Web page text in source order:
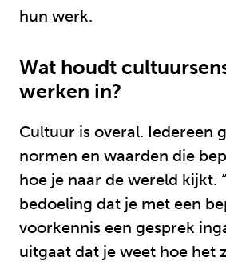
hun werk.
Wat houdt
werken in?
Cultuur is overal. Iedereen
normen en waarden die
hoe je naar de wereld kijkt.
bedoeling dat je met een
voorkennis een gesprek
uitgaat dat je weet hoe het